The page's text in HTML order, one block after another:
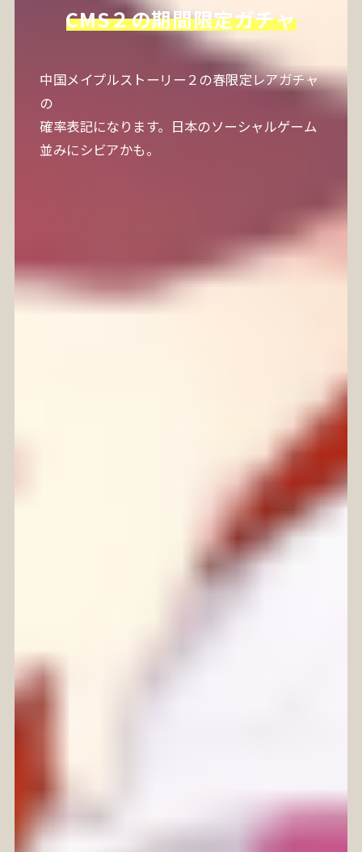
CMS２の期間限定ガチャ
中国メイプルストーリー２の春限定レアガチャ
の
確率表記になります。日本のソーシャルゲーム
並みにシビアかも。